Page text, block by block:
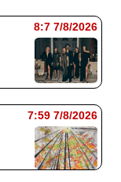
7/8/2026 8:7
7/8/2026 7:59